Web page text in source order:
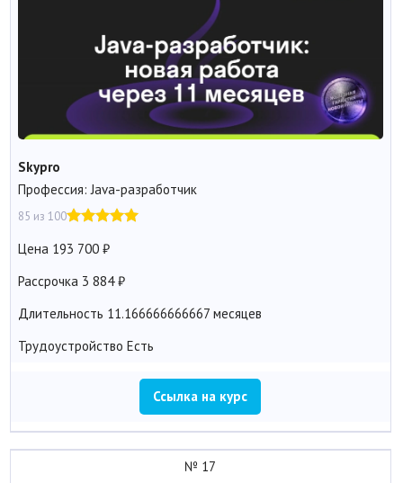
Skypro
Профессия: Java-разработчик
85 из 100
Цена 193 700
Рассрочка 3 884
Длительность 11.166666666667 месяцев
Трудоустройство Есть
Ссылка на курс
№ 17